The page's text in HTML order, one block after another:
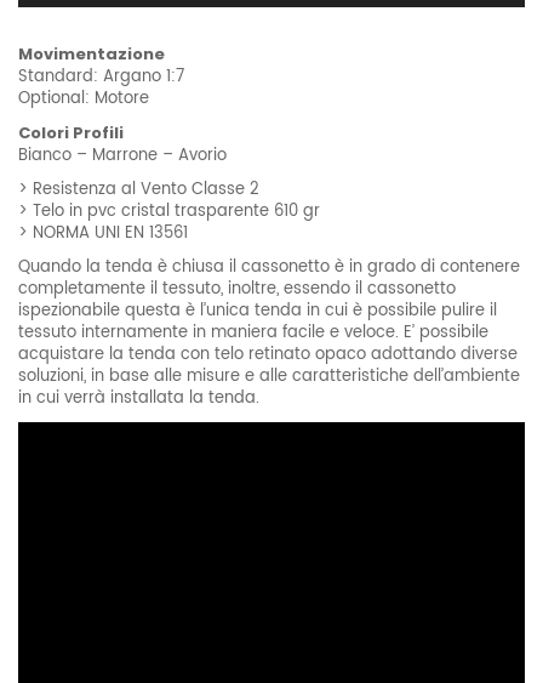
Movimentazione
Standard: Argano 1:7
Optional: Motore
Colori Profili
Bianco – Marrone – Avorio
> Resistenza al Vento Classe 2
> Telo in pvc cristal trasparente 610 gr
> NORMA UNI EN 13561
Quando la tenda è chiusa il cassonetto è in grado di contenere
completamente il tessuto, inoltre, essendo il cassonetto
ispezionabile questa è l’unica tenda in cui è possibile pulire il
tessuto internamente in maniera facile e veloce. E’ possibile
acquistare la tenda con telo retinato opaco adottando diverse
soluzioni, in base alle misure e alle caratteristiche dell’ambiente
in cui verrà installata la tenda.